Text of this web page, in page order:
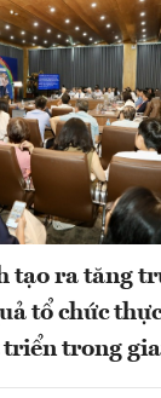
tạo ra tăng
tổ chức
trong